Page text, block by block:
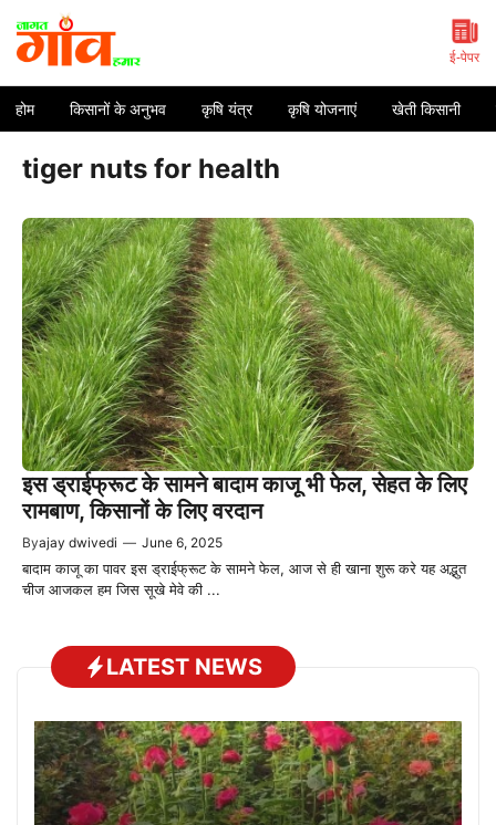
content
ई-पेपर
होम किसानों के अनुभव कृषि यंत्र कृषि योजनाएं खेती किसानी
tiger nuts for health
इस ड्राईफ्रूट के सामने बादाम काजू भी फेल, सेहत के लिए
रामबाण, किसानों के लिए वरदान
Byajay dwivedi — June 6, 2025
बादाम काजू का पावर इस ड्राईफ्रूट के सामने फेल, आज से ही खाना शुरू करे यह अद्भुत
चीज आजकल हम जिस सूखे मेवे की ...
LATEST NEWS